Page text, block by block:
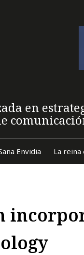
en
Envidia La reina